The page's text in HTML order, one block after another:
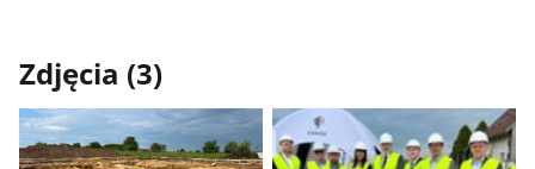
Zdjęcia (3)